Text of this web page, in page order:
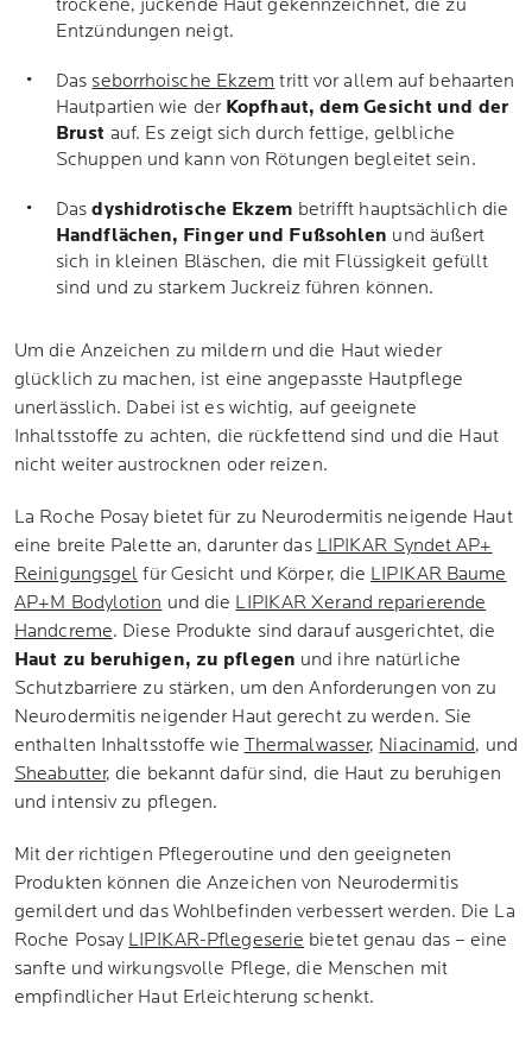
trockene, juckende Haut gekennzeichnet, die zu
Entzündungen neigt.
Das seborrhoische Ekzem tritt vor allem auf behaarten
Hautpartien wie der Kopfhaut, dem Gesicht und der
Brust auf. Es zeigt sich durch fettige, gelbliche
Schuppen und kann von Rötungen begleitet sein.
Dasdyshidrotische Ekzem betrifft hauptsächlich die
Handflächen, Finger und Fußsohlen und äußert
sich in kleinen Bläschen, die mit Flüssigkeit gefüllt
sind und zu starkem Juckreiz führen können.
Um die Anzeichen zu mildern und die Haut wieder
glücklich zu machen, ist eine angepasste Hautpflege
unerlässlich. Dabei ist es wichtig, auf geeignete
Inhaltsstoffe zu achten, die rückfettend sind und die Haut
nicht weiter austrocknen oder reizen.
La Roche Posay bietet für zu Neurodermitis neigende Haut
eine breite Palette an, darunter das LIPIKAR Syndet AP+
Reinigungsgel für Gesicht und Körper, die LIPIKAR Baume
AP+M Bodylotion und die LIPIKAR Xerand reparierende
Handcreme. Diese Produkte sind darauf ausgerichtet, die
Haut zu beruhigen, zu pflegen und ihre natürliche
Schutzbarriere zu stärken, um den Anforderungen von zu
Neurodermitis neigender Haut gerecht zu werden. Sie
enthalten Inhaltsstoffe wie Thermalwasser, Niacinamid, und
Sheabutter, die bekannt dafür sind, die Haut zu beruhigen
und intensiv zu pflegen.
Mit der richtigen Pflegeroutine und den geeigneten
Produkten können die Anzeichen von Neurodermitis
gemildert und das Wohlbefinden verbessert werden. Die La
Roche Posay LIPIKAR-Pflegeserie bietet genau das – eine
sanfte und wirkungsvolle Pflege, die Menschen mit
empfindlicher Haut Erleichterung schenkt.